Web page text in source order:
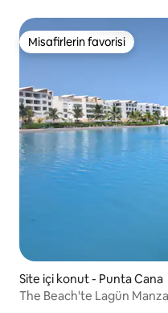
Misafirlerin favorisi
Misafirlerin favorisi
Site içi konut - Punta Cana
The Beach'te Lagün